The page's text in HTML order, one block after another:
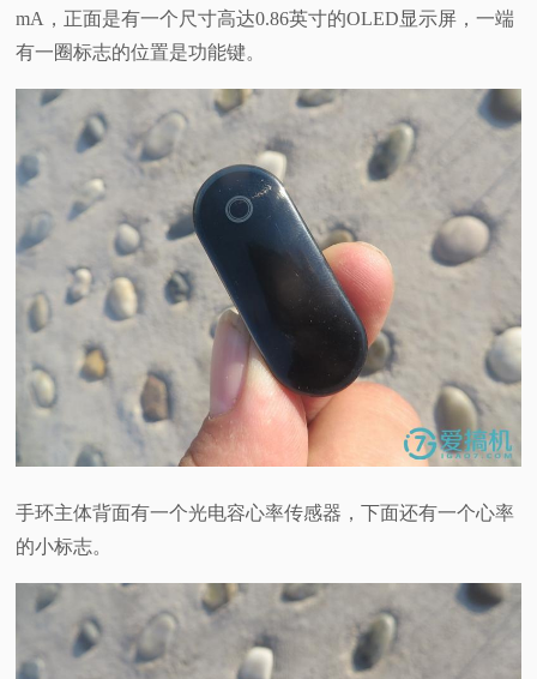
mA，正面是有一个尺寸高达0.86英寸的OLED显示屏，一端
有一圈标志的位置是功能键。
手环主体背面有一个光电容心率传感器，下面还有一个心率
的小标志。